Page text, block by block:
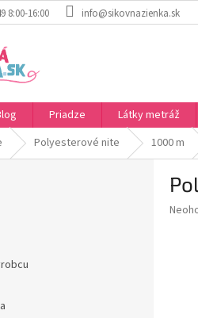
8:00-16:00 info@sikovnazienka.sk
Priadze Látky metráž
Polyesterové nite 1000 m